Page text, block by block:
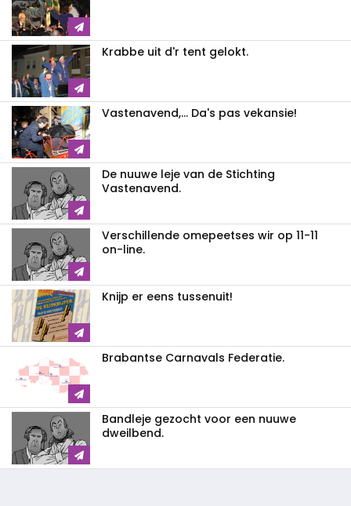
Krabbe uit d'r tent gelokt.
Vastenavend,... Da's pas vekansie!
De nuuwe leje van de Stichting
Vastenavend.
Verschillende omepeetses wir op 11-11
on-line.
Knijp er eens tussenuit!
Brabantse Carnavals Federatie.
Bandleje gezocht voor een nuuwe
dweilbend.